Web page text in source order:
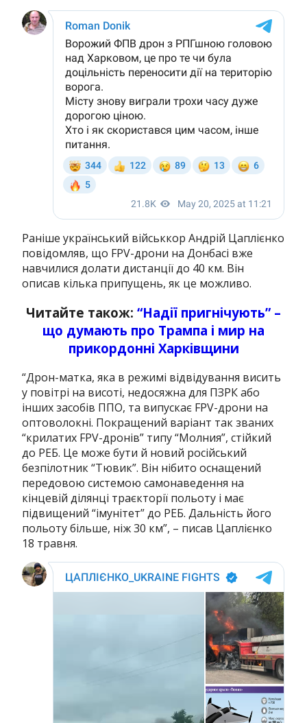
Раніше український військкор Андрій Цаплієнко
повідомляв, що FPV-дрони на Донбасі вже
навчилися долати дистанції до 40 км. Він
описав кілька припущень, як це можливо.
Читайте також: “Надії пригнічують” –
що думають про Трампа і мир на
прикордонні Харківщини
“Дрон-матка, яка в режимі відвідування висить
у повітрі на висоті, недосяжна для ПЗРК або
інших засобів ППО, та випускає FPV-дрони на
оптоволокні. Покращений варіант так званих
“крилатих FPV-дронів” типу “Молния”, стійкий
до РЕБ. Це може бути й новий російський
безпілотник “Тювик”. Він нібито оснащений
передовою системою самонаведення на
кінцевій ділянці траєкторії польоту і має
підвищений “імунітет” до РЕБ. Дальність його
польоту більше, ніж 30 км”, – писав Цаплієнко
18 травня.